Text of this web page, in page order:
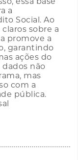
a
Social. Ao
sobre a
promove a
garantindo
ações do
dados não
mas
com a
pública.